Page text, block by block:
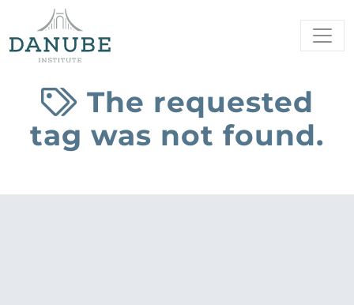
The requested
tag was not found.